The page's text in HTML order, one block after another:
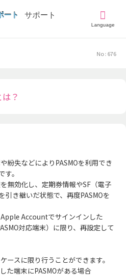
Language
No : 676
？
紛失などによりPASMOを利用でき
。
無効化し、定期券情報やSF（電子
引き継いだ状態で、再度PASMOを
Accountでサインインした
対応端末）に限り、再設定して
ースに限り行うことができます。
た端末にPASMOがある場合